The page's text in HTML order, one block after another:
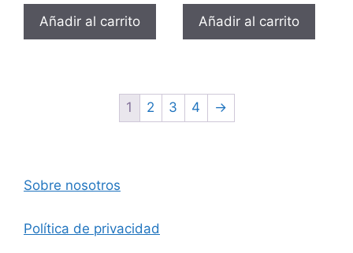
Añadir al carrito Añadir al carrito
1 2 3 4 →
Sobre nosotros
Política de privacidad